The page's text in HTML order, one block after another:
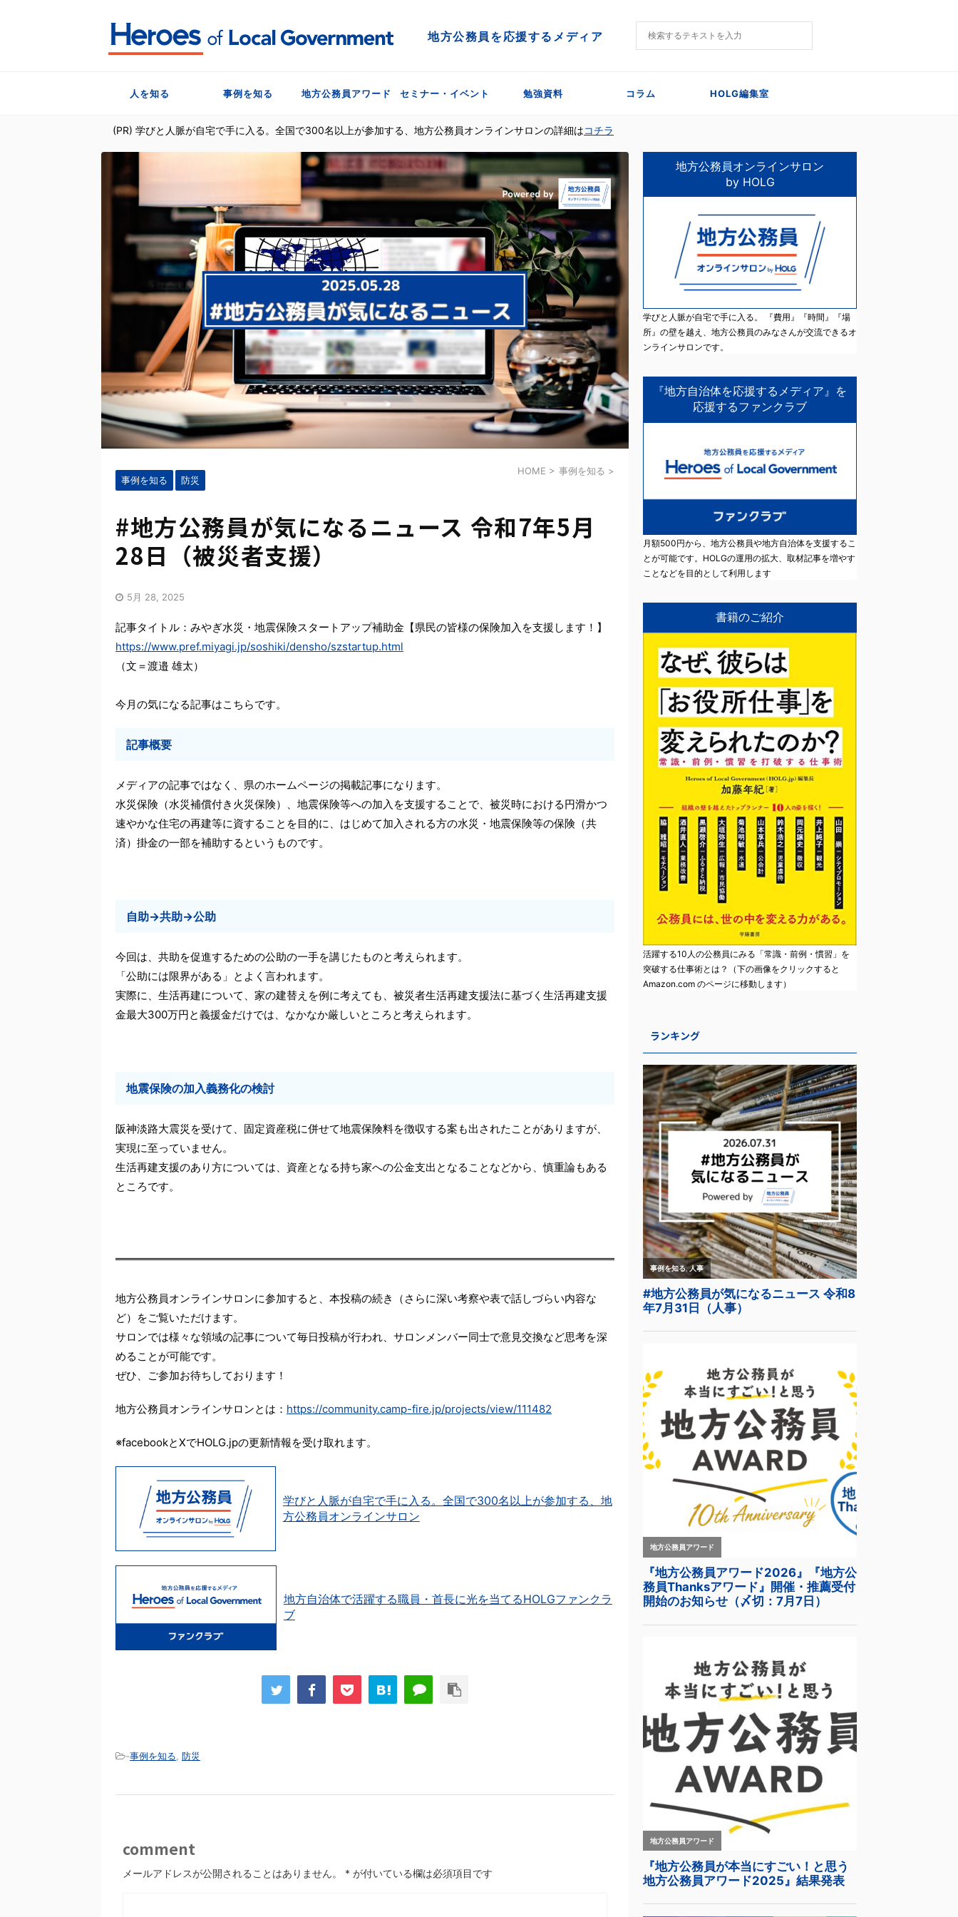
地方公務員を応援するメディア
人を知る 事例を知る 地方公務員アワード セミナー・イベント 勉強資料 コラム HOLG編集室
(PR) 学びと人脈が自宅で手に入る。全国で300名以上が参加する、地方公務員オンラインサロンの詳細はコチラ
HOME > 事例を知る >
事例を知る
防災
#地方公務員が気になるニュース 令和7年5月
28日（被災者支援）
5月 28, 2025
記事タイトル：みやぎ水災・地震保険スタートアップ補助金【県民の皆様の保険加入を支援します！】
https://www.pref.miyagi.jp/soshiki/densho/szstartup.html
（文＝渡邉 雄太）
今月の気になる記事はこちらです。
記事概要
メディアの記事ではなく、県のホームページの掲載記事になります。
水災保険（水災補償付き火災保険）、地震保険等への加入を支援することで、被災時における円滑かつ
速やかな住宅の再建等に資することを目的に、はじめて加入される方の水災・地震保険等の保険（共
済）掛金の一部を補助するというものです。
自助→共助→公助
今回は、共助を促進するための公助の一手を講じたものと考えられます。
「公助には限界がある」とよく言われます。
実際に、生活再建について、家の建替えを例に考えても、被災者生活再建支援法に基づく生活再建支援
金最大300万円と義援金だけでは、なかなか厳しいところと考えられます。
地震保険の加入義務化の検討
阪神淡路大震災を受けて、固定資産税に併せて地震保険料を徴収する案も出されたことがありますが、
実現に至っていません。
生活再建支援のあり方については、資産となる持ち家への公金支出となることなどから、慎重論もある
ところです。
地方公務員オンラインサロンに参加すると、本投稿の続き（さらに深い考察や表で話しづらい内容な
ど）をご覧いただけます。
サロンでは様々な領域の記事について毎日投稿が行われ、サロンメンバー同士で意見交換など思考を深
めることが可能です。
ぜひ、ご参加お待ちしております！
地方公務員オンラインサロンとは： https://community.camp-fire.jp/projects/view/111482
※facebookとXでHOLG.jpの更新情報を受け取れます。
学びと人脈が自宅で手に入る。全国で300名以上が参加する、地
方公務員オンラインサロン
地方自治体で活躍する職員・首長に光を当てるHOLGファンクラ
ブ
-事例を知る 防災
comment
メールアドレスが公開されることはありません。 * が付いている欄は必須項目です
地方公務員オンラインサロン
by HOLG
学びと人脈が自宅で手に入る。 『費用』『時間』『場
所』の壁を越え、地方公務員のみなさんが交流できるオ
ンラインサロンです。
『地方自治体を応援するメディア』を
応援するファンクラブ
月額500円から、地方公務員や地方自治体を支援するこ
とが可能です。HOLGの運用の拡大、取材記事を増やす
ことなどを目的として利用します
書籍のご紹介
活躍する10人の公務員にみる「常識・前例・慣習」を
突破する仕事術とは？（下の画像をクリックすると
Amazon.com のページに移動します）
ランキング